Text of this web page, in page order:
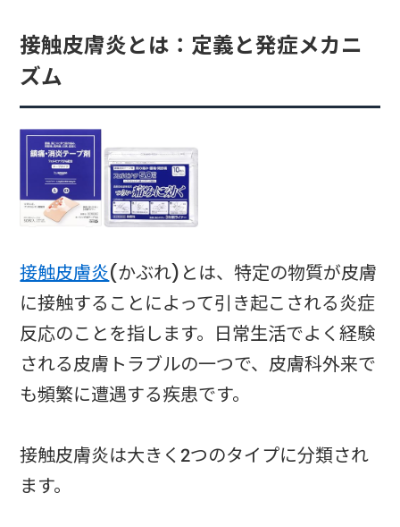
接触皮膚炎とは：定義と発症メカニ
ズム
接触皮膚炎(かぶれ)とは、特定の物質が皮膚
に接触することによって引き起こされる炎症
反応のことを指します。日常生活でよく経験
される皮膚トラブルの一つで、皮膚科外来で
も頻繁に遭遇する疾患です。
接触皮膚炎は大きく2つのタイプに分類され
ます。